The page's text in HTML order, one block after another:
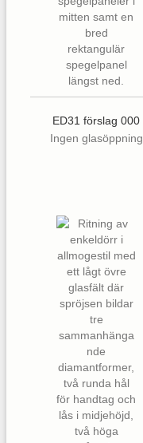
ED31 förslag 000
Ingen glasöppning